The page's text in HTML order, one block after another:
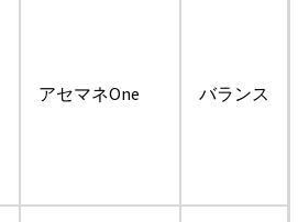
アセマネOne バランス